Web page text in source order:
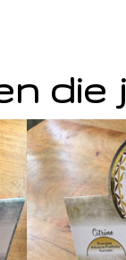
die